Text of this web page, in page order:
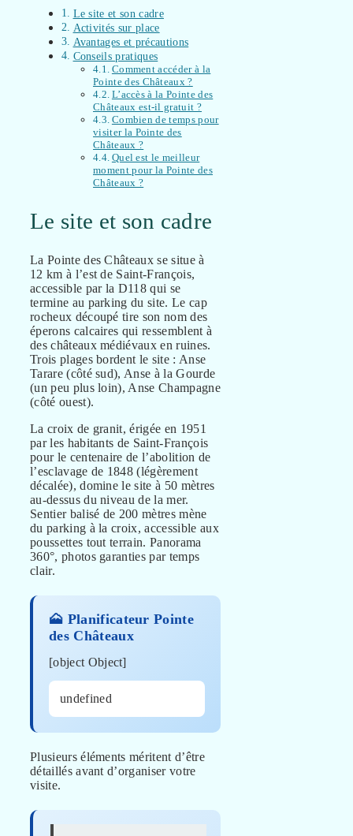
Le site et son cadre
Activités sur place
Avantages et précautions
Conseils pratiques
Comment accéder à la
Pointe des Châteaux ?
L’accès à la Pointe des
Châteaux est-il gratuit ?
Combien de temps pour
visiter la Pointe des
Châteaux ?
Quel est le meilleur
moment pour la Pointe des
Châteaux ?
Le site et son cadre
La Pointe des Châteaux se situe à
12 km à l’est de Saint-François,
accessible par la D118 qui se
termine au parking du site. Le cap
rocheux découpé tire son nom des
éperons calcaires qui ressemblent à
des châteaux médiévaux en ruines.
Trois plages bordent le site : Anse
Tarare (côté sud), Anse à la Gourde
(un peu plus loin), Anse Champagne
(côté ouest).
La croix de granit, érigée en 1951
par les habitants de Saint-François
pour le centenaire de l’abolition de
l’esclavage de 1848 (légèrement
décalée), domine le site à 50 mètres
au-dessus du niveau de la mer.
Sentier balisé de 200 mètres mène
du parking à la croix, accessible aux
poussettes tout terrain. Panorama
360°, photos garanties par temps
clair.
🗻 Planificateur Pointe
des Châteaux
[object Object]
undefined
Plusieurs éléments méritent d’être
détaillés avant d’organiser votre
visite.